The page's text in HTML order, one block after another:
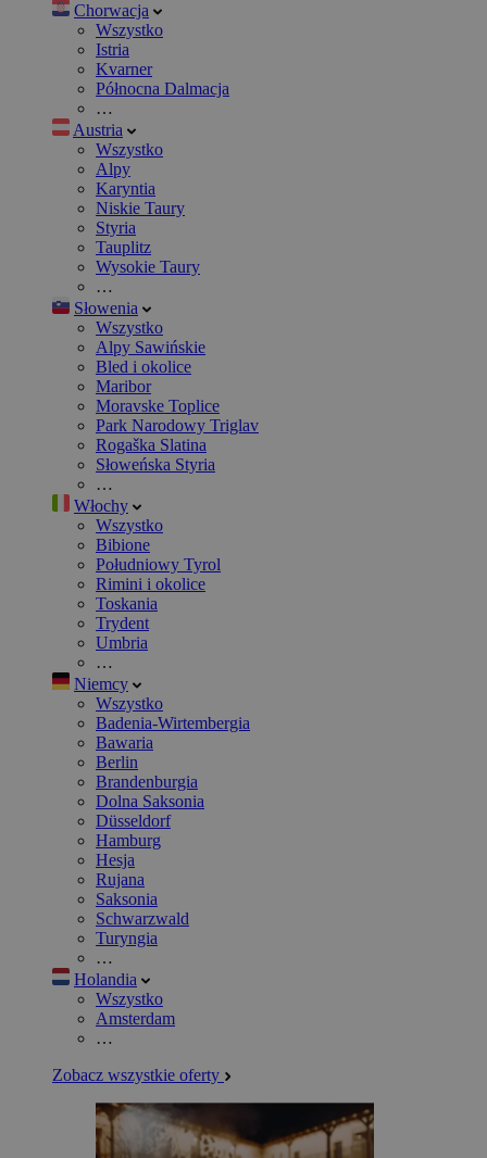
Chorwacja
Wszystko
Istria
Kvarner
Północna Dalmacja
…
Austria
Wszystko
Alpy
Karyntia
Niskie Taury
Styria
Tauplitz
Wysokie Taury
…
Słowenia
Wszystko
Alpy Sawińskie
Bled i okolice
Maribor
Moravske Toplice
Park Narodowy Triglav
Rogaška Slatina
Słoweńska Styria
…
Włochy
Wszystko
Bibione
Południowy Tyrol
Rimini i okolice
Toskania
Trydent
Umbria
…
Niemcy
Wszystko
Badenia-Wirtembergia
Bawaria
Berlin
Brandenburgia
Dolna Saksonia
Düsseldorf
Hamburg
Hesja
Rujana
Saksonia
Schwarzwald
Turyngia
…
Holandia
Wszystko
Amsterdam
…
Zobacz wszystkie oferty